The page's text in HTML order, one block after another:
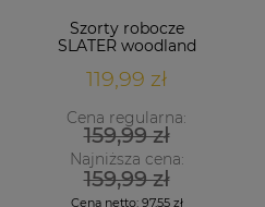
Szorty robocze
SLATER woodland
119,99 zł
Cena regularna:
159,99 zł
Najniższa cena:
159,99 zł
Cena netto: 97,55 zł